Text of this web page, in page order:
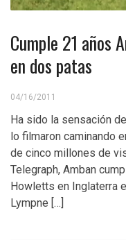
Cumple 21 años
en dos patas
04/16/2011
Ha sido la sensación
lo filmaron caminando
de cinco millones de
Telegraph, Amban
Howletts en Inglaterra
Lympne […]